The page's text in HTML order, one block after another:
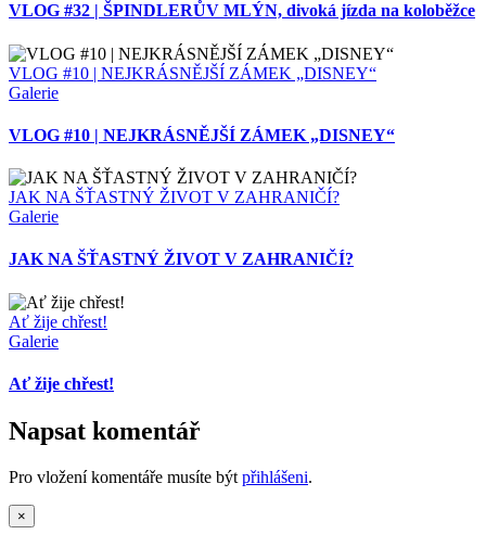
VLOG #32 | ŠPINDLERŮV MLÝN, divoká jízda na koloběžce
VLOG #10 | NEJKRÁSNĚJŠÍ ZÁMEK „DISNEY“
Galerie
VLOG #10 | NEJKRÁSNĚJŠÍ ZÁMEK „DISNEY“
JAK NA ŠŤASTNÝ ŽIVOT V ZAHRANIČÍ?
Galerie
JAK NA ŠŤASTNÝ ŽIVOT V ZAHRANIČÍ?
Ať žije chřest!
Galerie
Ať žije chřest!
Napsat komentář
Pro vložení komentáře musíte být přihlášeni.
Zavřít
Rychlé
×